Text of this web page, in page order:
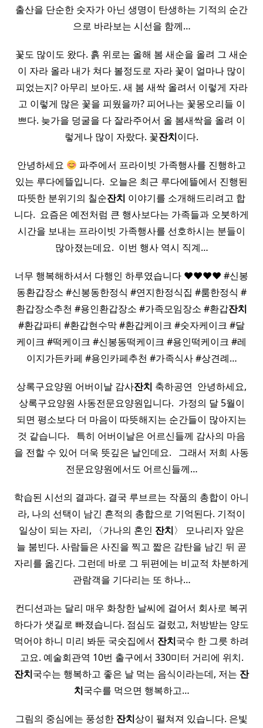
출산을 단순한 숫자가 아닌 생명이 탄생하는 기적의 순간
으로 바라보는 시선을 함께…
꽃도 많이도 왔다. 흙 위로는 올해 봄 새순을 올려 그 새순
이 자라 올라 내가 쳐다 볼정도로 자라 꽃이 얼마나 많이
피었는지? 아무리 보아도. 새 봄 새싹 올려서 이렇게 자라
고 이렇게 많은 꽃을 피웠을까? 피어나는 꽃몽오리들 이
쁘다. 늦가을 덩굴을 다 잘라주어서 올 봄새싹을 올려 이
렇게나 많이 자랐다. 꽃잔치이다.
안녕하세요
파주에서 프라이빗 가족행사를 진행하고
있는 루다에뜰입니다. ​ 오늘은 최근 루다에뜰에서 진행된
따뜻한 분위기의 칠순잔치 이야기를 소개해드리려고 합
니다. ​ 요즘은 예전처럼 큰 행사보다는 가족들과 오붓하게
시간을 보내는 프라이빗 가족행사를 선호하시는 분들이
많아졌는데요. ​ 이번 행사 역시 직계…
너무 행복해하셔서 다행인 하루였습니다 ♥️♥️♥️♥️ #신봉
동환갑장소 #신봉동한정식 #연지한정식집 #룸한정식 #
환갑장소추천 #용인환갑장소 #가족모임장소 #환갑잔치
#환갑파티 #환갑현수막 #환갑케이크 #숫자케이크 #달
케이크 #떡케이크 #신봉동떡케이크 #용인떡케이크 #레
이지가든카페 #용인카페추천 #가족식사 #상견례…
상록구요양원 어버이날 감사잔치 축하공연 ​ 안녕하세요,
상록구요양원 사동전문요양원입니다. ​ 가정의 달 5월이
되면 평소보다 더 마음이 따뜻해지는 순간들이 많아지는
것 같습니다. ​ ​ 특히 어버이날은 어르신들께 감사의 마음
을 전할 수 있어 더욱 뜻깊은 날인데요. ​ ​ 그래서 저희 사동
전문요양원에서도 어르신들께…
학습된 시선의 결과다. 결국 루브르는 작품의 총합이 아니
라, 나의 선택이 남긴 흔적의 총합으로 기억된다. 기적이
일상이 되는 자리, 〈가나의 혼인 잔치〉 모나리자 앞은
늘 붐빈다. 사람들은 사진을 찍고 짧은 감탄을 남긴 뒤 곧
자리를 옮긴다. 그런데 바로 그 뒤편에는 비교적 차분하게
관람객을 기다리는 또 하나…
컨디션과는 달리 매우 화창한 날씨에 걸어서 회사로 복귀
하다가 샛길로 빠졌습니다. 점심도 걸렀고, 처방받는 양도
먹어야 하니 미리 봐둔 국숫집에서 잔치국수 한 그릇 하려
고요. 예술회관역 10번 출구에서 330미터 거리에 위치.
잔치국수는 행복하고 좋은 날 먹는 음식이라는데, 저는 잔
치국수를 먹으면 행복하고…
그림의 중심에는 풍성한 잔치상이 펼쳐져 있습니다. 은빛